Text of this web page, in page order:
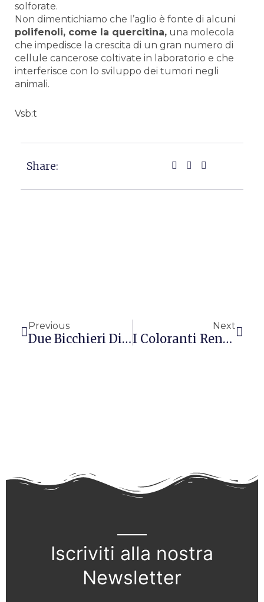
solforate.
Non dimentichiamo che l’aglio è fonte di alcuni
polifenoli, come la quercitina, una molecola
che impedisce la crescita di un gran numero di
cellule cancerose coltivate in laboratorio e che
interferisce con lo sviluppo dei tumori negli
animali.
Vsb:t
Share:
Previous
Due Bicchieri Di Vino Al Giorno Migliorano Al Memoria
Next
I Coloranti Rendono I Bambini Iperattivi?
Iscriviti alla nostra
Newsletter